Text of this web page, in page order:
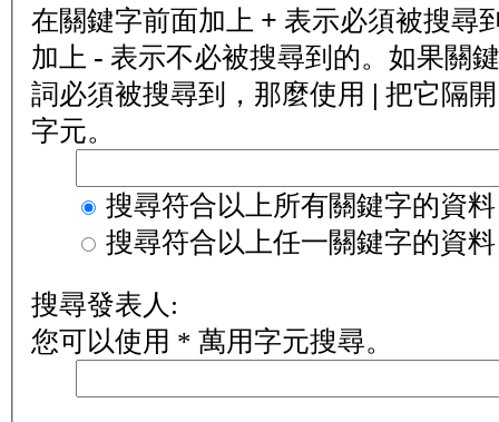
在關鍵字前面加上 + 表示必須被搜尋
加上 - 表示不必被搜尋到的。如果關
詞必須被搜尋到，那麼使用 | 把它隔
字元。
搜尋符合以上所有關鍵字的資料
搜尋符合以上任一關鍵字的資料
搜尋發表人:
您可以使用 * 萬用字元搜尋。